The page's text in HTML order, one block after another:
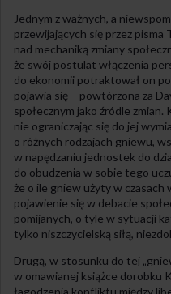
Jednym z ważnych, a
przewijających się przez pisma
nad mechaniką zmiany
że swój postulat włączenia
do ekonomii potraktował on
pojawia się – powtórzona za
społecznym jako źródle
nie ograniczając się do jej
o różnych rodzajach gniewu,
w napędzaniu jednostek do
do obudzenia w sobie tego
że o ile gniew użyty w
pojawienie się w debacie
pomijanych, o tyle w sytuacji
tylko niszczycielską siłą,
Drugą, w stosunku do tej
w omawianej książce dorobku